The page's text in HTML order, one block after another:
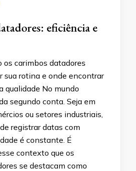
eficiência e
os carimbos datadores
sua rotina e onde encontrar
qualidade No mundo
segundo conta. Seja em
ou setores industriais,
registrar datas com
é constante. É
contexto que os
se destacam como